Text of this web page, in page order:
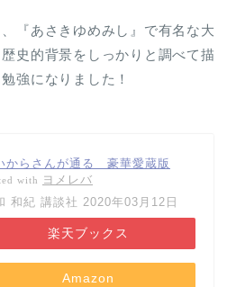
『あさきゆめみし』で有名な大
史的背景をしっかりと調べて描
強になりました！
からさんが通る 豪華愛蔵版
with
ヨメレバ
和紀 講談社 2020年03月12日
楽天ブックス
Amazon